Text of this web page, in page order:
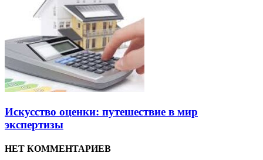
Искусство оценки: путешествие в мир
экспертизы
НЕТ КОММЕНТАРИЕВ